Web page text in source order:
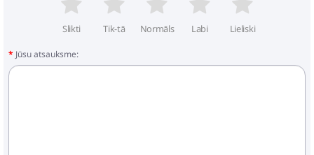
Slikti Tik-tā Normāls Labi Lieliski
Jūsu atsauksme: